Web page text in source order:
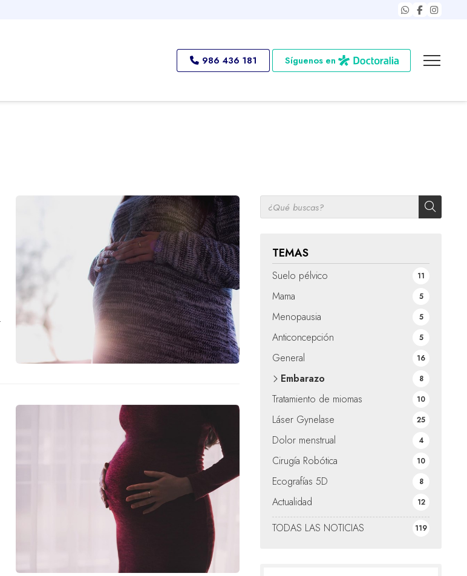
986 436 181 Síguenos en
TEMAS
TODAS LAS NOTICIAS 119
Suelo pélvico 11
Mama 5
Menopausia 5
Anticoncepción 5
General 16
Embarazo 8
Tratamiento de miomas 10
Láser Gynelase 25
Dolor menstrual 4
Cirugía Robótica 10
Ecografías 5D 8
Actualidad 12